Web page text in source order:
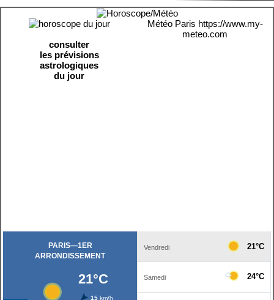
consulter
les prévisions
astrologiques
du jour
Météo Paris https://www.my-
meteo.com